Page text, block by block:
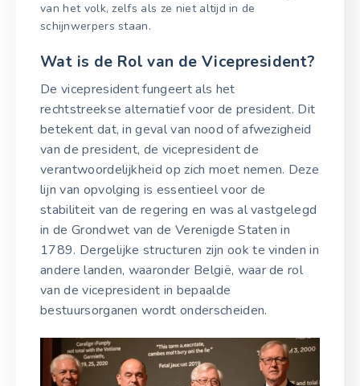
van het volk, zelfs als ze niet altijd in de
schijnwerpers staan.
Wat is de Rol van de Vicepresident?
De vicepresident fungeert als het
rechtstreekse alternatief voor de president. Dit
betekent dat, in geval van nood of afwezigheid
van de president, de vicepresident de
verantwoordelijkheid op zich moet nemen. Deze
lijn van opvolging is essentieel voor de
stabiliteit van de regering en was al vastgelegd
in de Grondwet van de Verenigde Staten in
1789. Dergelijke structuren zijn ook te vinden in
andere landen, waaronder België, waar de rol
van de vicepresident in bepaalde
bestuursorganen wordt onderscheiden.